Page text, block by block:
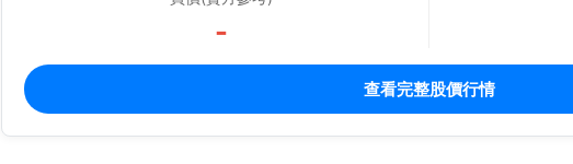
-
查看完整股價行情